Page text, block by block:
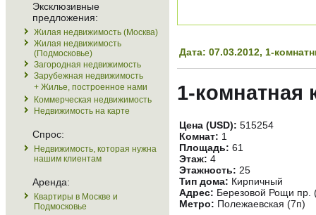
Эксклюзивные
предложения:
Жилая недвижимость (Москва)
Жилая недвижимость
(Подмосковье)
Загородная недвижимость
Зарубежная недвижимость
+ Жилье, построенное нами
Коммерческая недвижимость
Недвижимость на карте
Спрос:
Недвижимость, которая нужна
нашим клиентам
Аренда:
Квартиры в Москве и
Подмосковье
Дата: 07.03.2012, 1-
1-комнатная
Цена (USD): 515254
Комнат: 1
Площадь: 61
Этаж: 4
Этажность: 25
Тип дома: Кирпичный
Адрес: Березовой Рощи пр.
Метро: Полежаевская (7п)